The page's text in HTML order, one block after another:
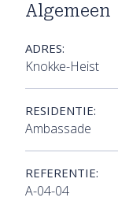
Algemeen
ADRES:
Knokke-Heist
RESIDENTIE:
Ambassade
REFERENTIE:
A-04-04